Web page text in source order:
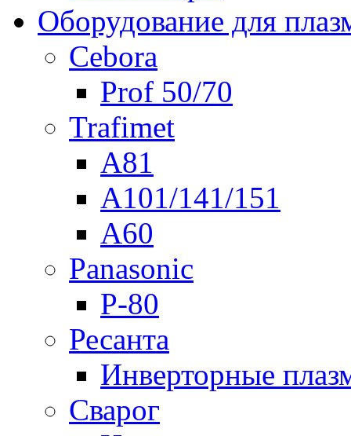
Оборудование для
Cebora
Prof 50/70
Trafimet
A81
A101/141/151
A60
Panasonic
P-80
Ресанта
Инверторные
Сварог